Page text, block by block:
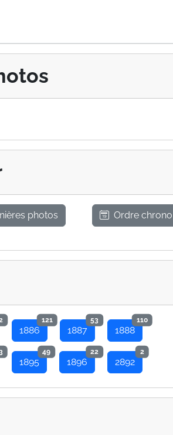
photos Ordre chrono
1886
121
1887
53
1888
110
1895
49
1896
22
2892
2